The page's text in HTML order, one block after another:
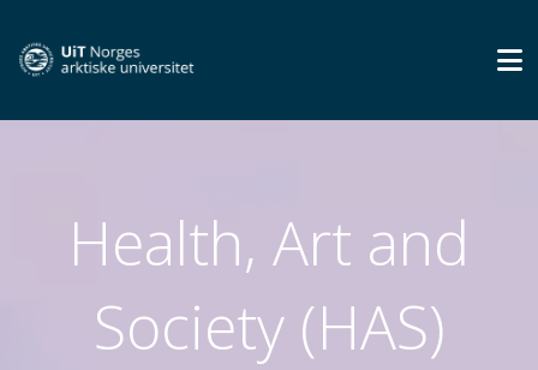
Health, Art and
Society (HAS)